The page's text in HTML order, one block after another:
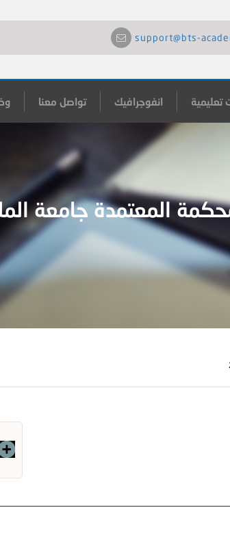
support@bts-
تعليمية انفوجرافيك تواصل معنا
المعتمدة جامعة